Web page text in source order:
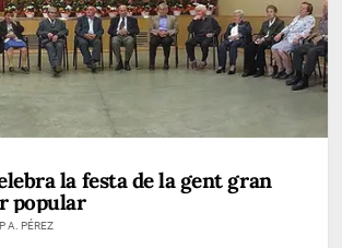
la festa de la gent gran
popular
A. PÉREZ